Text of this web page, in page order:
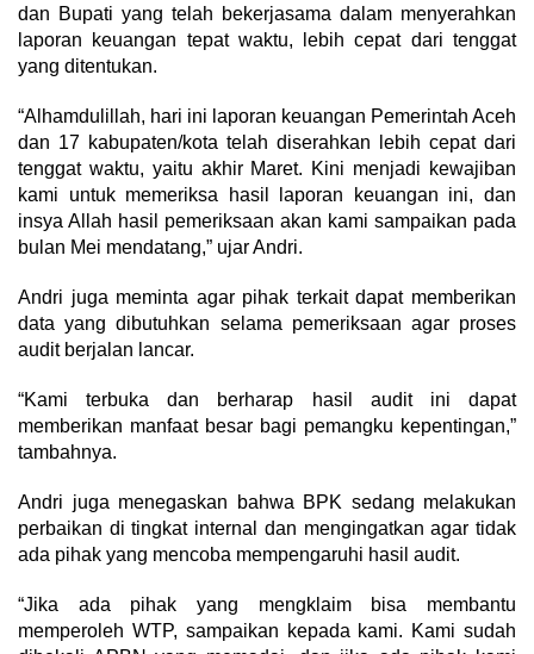
dan Bupati yang telah bekerjasama dalam menyerahkan
laporan keuangan tepat waktu, lebih cepat dari tenggat
yang ditentukan.
“Alhamdulillah, hari ini laporan keuangan Pemerintah Aceh
dan 17 kabupaten/kota telah diserahkan lebih cepat dari
tenggat waktu, yaitu akhir Maret. Kini menjadi kewajiban
kami untuk memeriksa hasil laporan keuangan ini, dan
insya Allah hasil pemeriksaan akan kami sampaikan pada
bulan Mei mendatang,” ujar Andri.
Andri juga meminta agar pihak terkait dapat memberikan
data yang dibutuhkan selama pemeriksaan agar proses
audit berjalan lancar.
“Kami terbuka dan berharap hasil audit ini dapat
memberikan manfaat besar bagi pemangku kepentingan,”
tambahnya.
Andri juga menegaskan bahwa BPK sedang melakukan
perbaikan di tingkat internal dan mengingatkan agar tidak
ada pihak yang mencoba mempengaruhi hasil audit.
“Jika ada pihak yang mengklaim bisa membantu
memperoleh WTP, sampaikan kepada kami. Kami sudah